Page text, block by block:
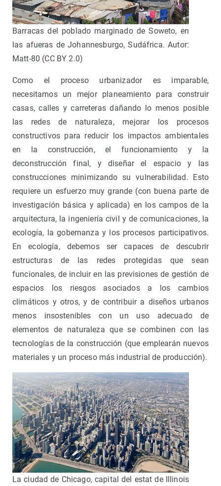
Barracas del poblado marginado de Soweto, en
las afueras de Johannesburgo, Sudáfrica. Autor:
Matt-80 (CC BY 2.0)
Como el proceso urbanizador es imparable,
necesitamos un mejor planeamiento para construir
casas, calles y carreteras dañando lo menos posible
las redes de naturaleza, mejorar los procesos
constructivos para reducir los impactos ambientales
en la construcción, el funcionamiento y la
deconstrucción final, y diseñar el espacio y las
construcciones minimizando su vulnerabilidad. Esto
requiere un esfuerzo muy grande (con buena parte de
investigación básica y aplicada) en los campos de la
arquitectura, la ingeniería civil y de comunicaciones, la
ecología, la gobernanza y los procesos participativos.
En ecología, debemos ser capaces de descubrir
estructuras de las redes protegidas que sean
funcionales, de incluir en las previsiones de gestión de
espacios los riesgos asociados a los cambios
climáticos y otros, y de contribuir a diseños urbanos
menos insostenibles con un uso adecuado de
elementos de naturaleza que se combinen con las
tecnologías de la construcción (que emplearán nuevos
materiales y un proceso más industrial de producción).
La ciudad de Chicago, capital del estat de Illinois